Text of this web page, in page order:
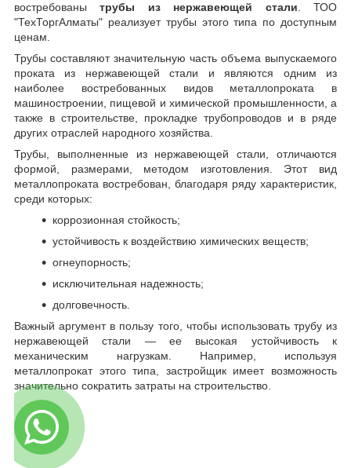
востребованытрубы из нержавеющей стали. ТОО
"ТехТоргАлматы" реализует трубы этого типа по доступным
ценам.
Трубы составляют значительную часть объема выпускаемого
проката из нержавеющей стали и являются одним из
наиболее востребованных видов металлопроката в
машиностроении, пищевой и химической промышленности, а
также в строительстве, прокладке трубопроводов и в ряде
других отраслей народного хозяйства.
Трубы, выполненные из нержавеющей стали, отличаются
формой, размерами, методом изготовления. Этот вид
металлопроката востребован, благодаря ряду характеристик,
среди которых:
коррозионная стойкость;
устойчивость к воздействию химических веществ;
огнеупорность;
исключительная надежность;
долговечность.
Важный аргумент в пользу того, чтобы использовать трубу из
нержавеющей стали — ее высокая устойчивость к
механическим нагрузкам. Например, используя
металлопрокат этого типа, застройщик имеет возможность
значительно сократить затраты на строительство.